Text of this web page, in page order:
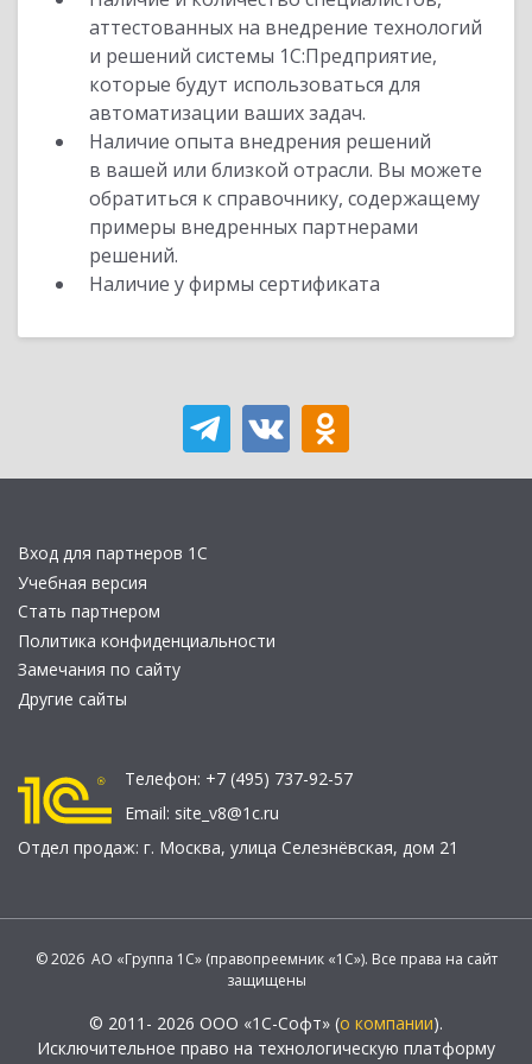
аттестованных на внедрение технологий
и решений системы 1С:Предприятие,
которые будут использоваться для
автоматизации ваших задач.
Наличие опыта внедрения решений
в вашей или близкой отрасли. Вы можете
обратиться к справочнику, содержащему
примеры внедренных партнерами
решений.
Наличие у фирмы сертификата
Вход для партнеров 1С
Учебная версия
Стать партнером
Политика конфиденциальности
Замечания по сайту
Другие сайты
Телефон: +7 (495) 737-92-57
Email: site_v8@1c.ru
Отдел продаж: г. Москва, улица Селезнёвская, дом 21
© 2026 АО «Группа 1С» (правопреемник «1С»). Все права на сайт
защищены
© 2011- 2026 ООО «1С-Софт» (о компании).
Исключительное право на технологическую платформу